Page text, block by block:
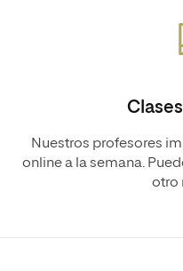
Nuestros profesores
online a la semana.
otro